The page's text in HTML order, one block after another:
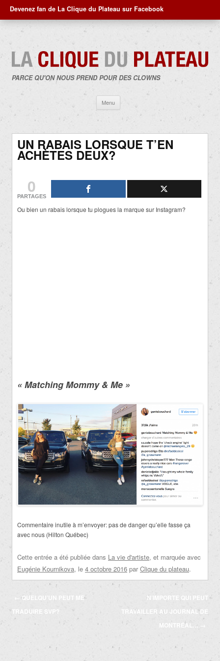
Devenez fan de La Clique du Plateau sur Facebook
PARCE QU'ON NOUS PREND POUR DES CLOWNS
Menu
contenu
UN RABAIS LORSQUE T’EN
ACHÈTES DEUX?
0
PARTAGES
Ou bien un rabais lorsque tu plogues la marque sur Instagram?
« Matching Mommy & Me »
Commentaire inutile à m’envoyer: pas de danger qu’elle fasse ça
avec nous (Hilton Québec)
Cette entrée a été publiée dans La vie d'artiste, et marquée avec
Eugénie Kournikova, le 4 octobre 2016 par Clique du plateau.
Navigation
des
articles
← QUELQU’UN PEUT ME
TRADUIRE SVP?
N’IMPORTE QUI PEUT
TRAVAILLER AU JOURNAL DE
MONTRÉAL…
→